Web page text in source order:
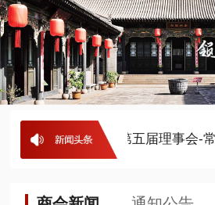
山西省商业联合会第五届理事会-常